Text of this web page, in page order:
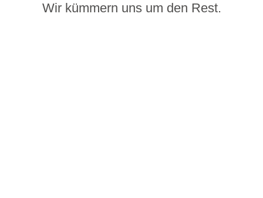
Wir kümmern uns um den Rest.